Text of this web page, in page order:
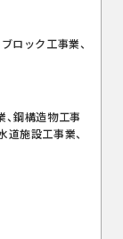
ロック工事業、
、鋼構造物工事
道施設工事業、